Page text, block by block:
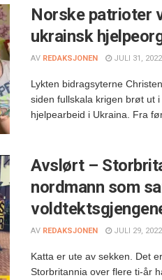
Norske patrioter
ukrainsk
AV REDAKSJONEN JULI 31, 2022
Lykten bidragsyterne
siden fullskala krigen brøt ut
hjelpearbeid i Ukraina. Fra
Avslørt –
nordmann som
AV REDAKSJONEN JULI 29, 2022
Katta er ute av sekken. Det
Storbritannia over flere ti-år